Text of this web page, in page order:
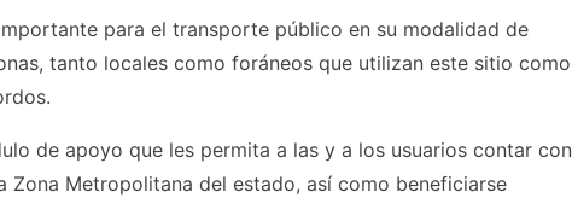
para el transporte público en su modalidad de
tanto locales como foráneos que utilizan este sitio como
de apoyo que les permita a las y a los usuarios contar con
Zona Metropolitana del estado, así como beneficiarse